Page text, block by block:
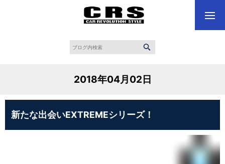
2018年04月02日
新たな出会いEXTREMEシリーズ！